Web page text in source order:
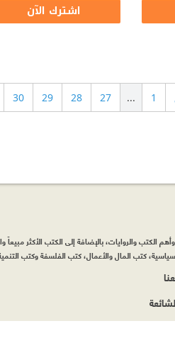
اشترك الآن
1
...
27
28
29
30
الكتب والروايات، بالإضافة إلى الكتب الأكثر مبيعاً
كتب المال والأعمال، كتب الفلسفة وكتب